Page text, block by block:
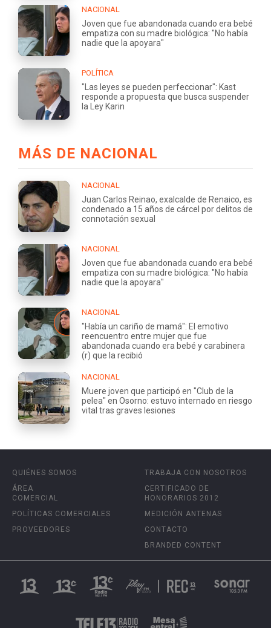
NACIONAL
Joven que fue abandonada cuando era bebé
empatiza con su madre biológica: "No había
nadie que la apoyara"
POLÍTICA
"Las leyes se pueden perfeccionar": Kast
responde a propuesta que busca suspender
la Ley Karin
MÁS DE NACIONAL
NACIONAL
Juan Carlos Reinao, exalcalde de Renaico, es
condenado a 15 años de cárcel por delitos de
connotación sexual
NACIONAL
Joven que fue abandonada cuando era bebé
empatiza con su madre biológica: "No había
nadie que la apoyara"
NACIONAL
"Había un cariño de mamá": El emotivo
reencuentro entre mujer que fue
abandonada cuando era bebé y carabinera
(r) que la recibió
NACIONAL
Muere joven que participó en "Club de la
pelea" en Osorno: estuvo internado en riesgo
vital tras graves lesiones
QUIÉNES SOMOS
ÁREA
COMERCIAL
POLÍTICAS COMERCIALES
PROVEEDORES
TRABAJA CON NOSOTROS
CERTIFICADO DE
HONORARIOS 2012
MEDICIÓN ANTENAS
CONTACTO
BRANDED CONTENT